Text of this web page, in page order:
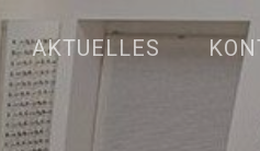
AKTUELLES